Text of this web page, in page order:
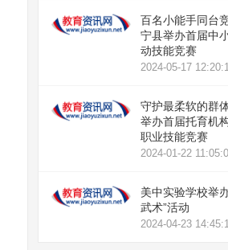
百名小能手同台
宁县举办首届中
动技能竞赛
2024-05-17
守护最柔软的群
举办首届托育机
职业技能竞赛
2024-01-22
美中实验学校举
武术”活动
2024-04-23